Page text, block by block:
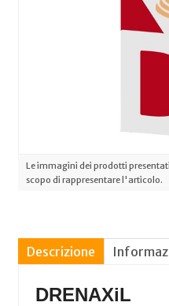
Le immagini dei prodotti
scopo di rappresentare l'articolo.
Descrizione
DRENAXiL